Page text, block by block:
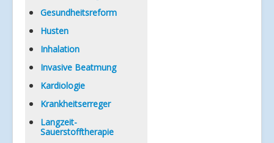
Gesundheitsreform
Husten
Inhalation
Invasive Beatmung
Kardiologie
Krankheitserreger
Langzeit-
Sauerstofftherapie